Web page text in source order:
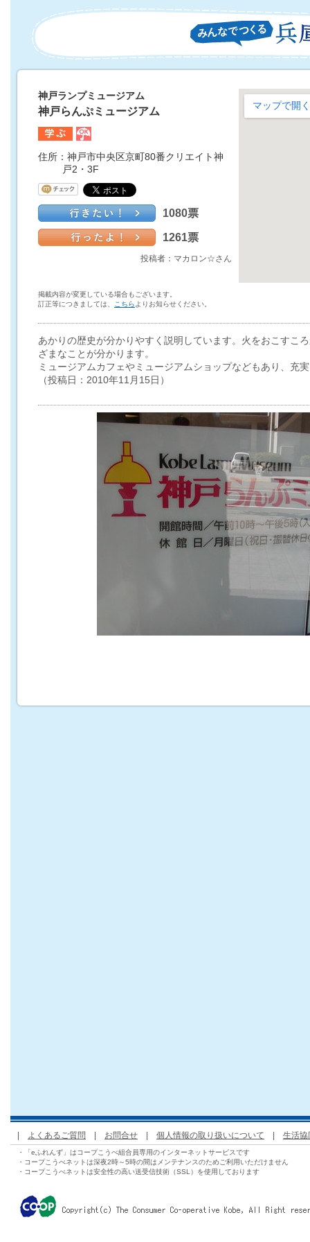
神戸ランプミュージアム
神戸らんぷミュージアム
住所：神戸市中央区京町80番クリエイト神
戸2・3F
1080票
1261票
投稿者：マカロン☆さん
掲載内容が変更している場合もございます。
訂正等につきましては、
こちら よりお知らせください。
あかりの歴史が分かりやすく説明しています。火をおこすこ
ざまなことが分かります。
ミュージアムカフェやミュージアムショップなどもあり、充
（投稿日：2010年11月15日）
| よくあるご質問 | お問合せ | 個人情報の取り扱いについて | 生活協
・「eふれんず」はコープこうべ組合員専用のインターネットサービスです
・コープこうべネットは深夜2時～5時の間はメンテナンスのためご利用いただけません
・コープこうべネットは安全性の高い送受信技術（SSL）を使用しております